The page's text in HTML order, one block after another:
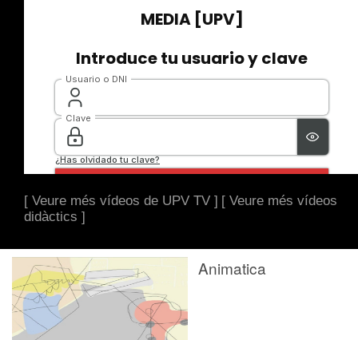
[ Veure més vídeos de UPV TV ] [ Veure més vídeos
didàctics ]
Animatica